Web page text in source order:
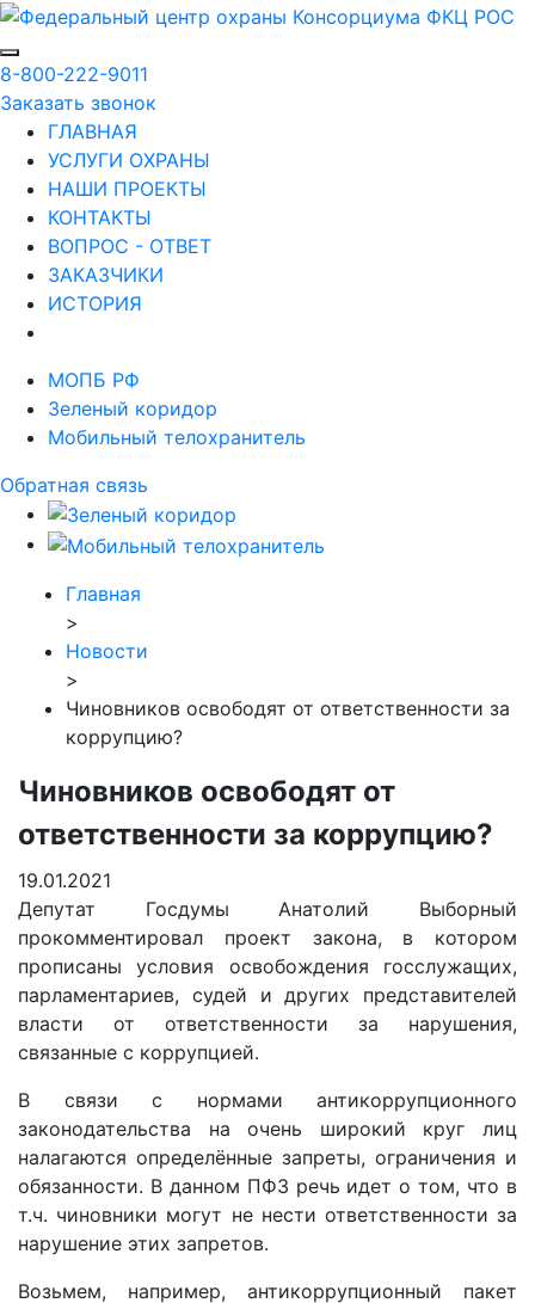
8-800-222-9011
Заказать звонок
ГЛАВНАЯ
УСЛУГИ ОХРАНЫ
НАШИ ПРОЕКТЫ
КОНТАКТЫ
ВОПРОС - ОТВЕТ
ЗАКАЗЧИКИ
ИСТОРИЯ
МОПБ РФ
Зеленый коридор
Мобильный телохранитель
Обратная связь
Главная
>
Новости
>
Чиновников освободят от ответственности за
коррупцию?
Чиновников освободят от
ответственности за коррупцию?
19.01.2021
Депутат Госдумы Анатолий Выборный
прокомментировал проект закона, в котором
прописаны условия освобождения госслужащих,
парламентариев, судей и других представителей
власти от ответственности за нарушения,
связанные с коррупцией.
В связи с нормами антикоррупционного
законодательства на очень широкий круг лиц
налагаются определённые запреты, ограничения и
обязанности. В данном ПФЗ речь идет о том, что в
т.ч. чиновники могут не нести ответственности за
нарушение этих запретов.
Возьмем, например, антикоррупционный пакет